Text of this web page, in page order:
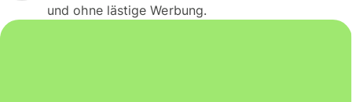
und ohne lästige Werbung.